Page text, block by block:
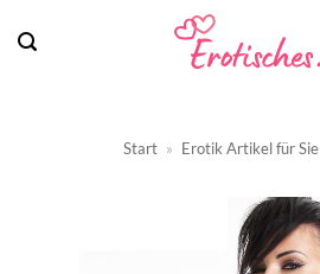
Inhalt
Start » Erotik Artikel für Sie